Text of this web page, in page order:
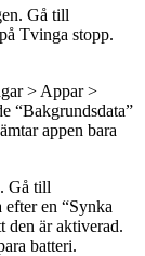
Gå till
Tvinga stopp.
> Appar >
“Bakgrundsdata”
appen bara
Gå till
en “Synka
den är aktiverad.
batteri.